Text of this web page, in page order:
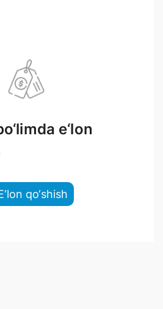
e‘lon
qo‘shish